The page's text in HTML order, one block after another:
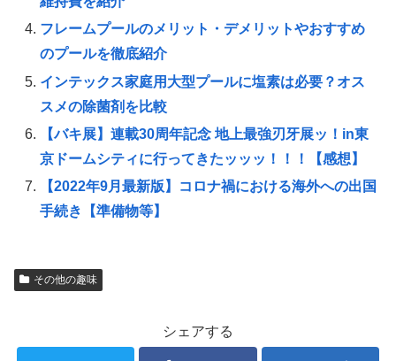
フレームプールのメリット・デメリットやおすすめ
のプールを徹底紹介
インテックス家庭用大型プールに塩素は必要？オス
スメの除菌剤を比較
【バキ展】連載30周年記念 地上最強刃牙展ッ！in東
京ドームシティに行ってきたッッッ！！！【感想】
【2022年9月最新版】コロナ禍における海外への出国
手続き【準備物等】
その他の趣味
シェアする